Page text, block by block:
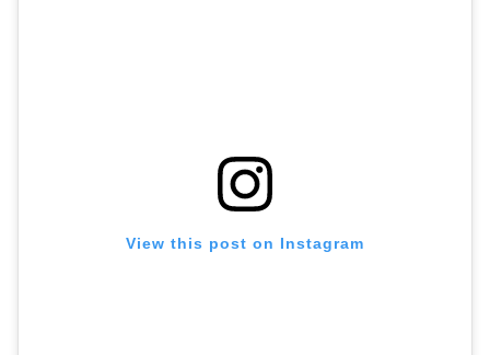
View this post on Instagram